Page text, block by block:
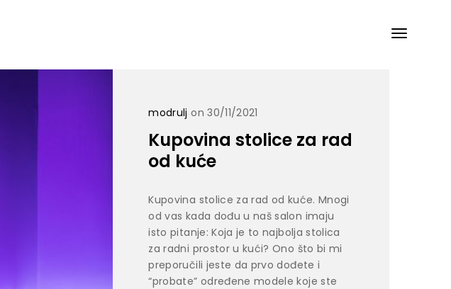
modrulj on 30/11/2021
Kupovina stolice za rad
od kuće
Kupovina stolice za rad od kuće. Mnogi
od vas kada dođu u naš salon imaju
isto pitanje: Koja je to najbolja stolica
za radni prostor u kući? Ono što bi mi
preporučili jeste da prvo dođete i
“probate” određene modele koje ste